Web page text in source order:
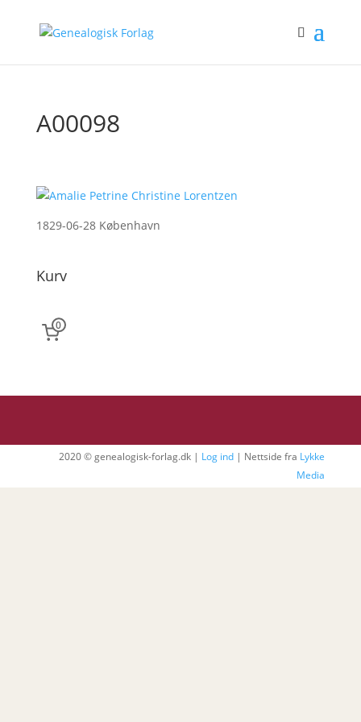
A00098
1829-06-28 København
Kurv
0
2020 © genealogisk-forlag.dk | Log ind | Nettside fra Lykke
Media